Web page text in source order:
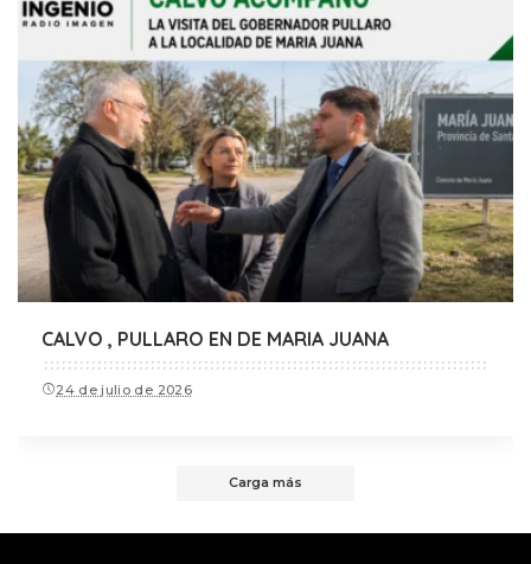
CALVO , PULLARO EN DE MARIA JUANA
24 de julio de 2026
Carga más